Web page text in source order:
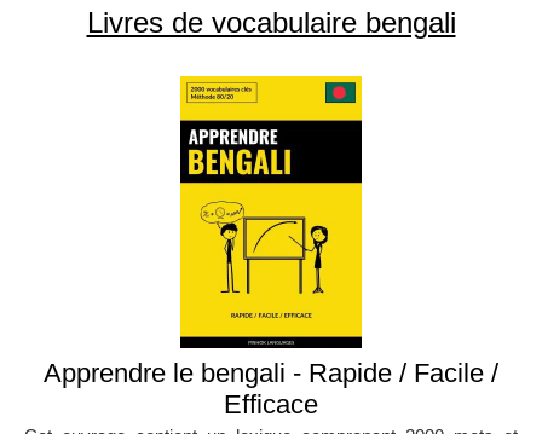
Livres de vocabulaire bengali
Apprendre le bengali - Rapide / Facile /
Efficace